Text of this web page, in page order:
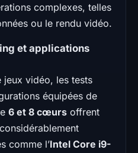
complexes, telles
ou le rendu vidéo.
et applications
jeux vidéo, les tests
équipées de
6 et 8 cœurs offrent
comme l’Intel Core i9-